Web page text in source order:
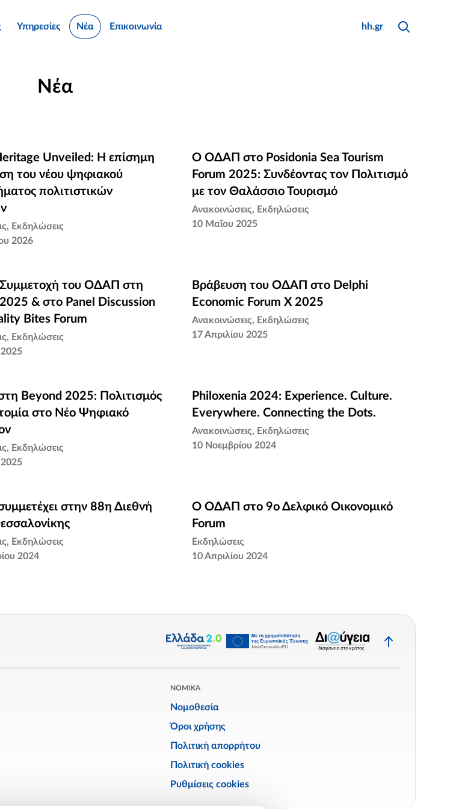
Υπηρεσίες Νέα Επικοινωνία hh.gr Αναζήτηση
Κλείσιμο
Νέα
Unveiled: Η επίσημη
του νέου ψηφιακού
πολιτιστικών
Unveiled: Η επίσημη
του νέου ψηφιακού
πολιτιστικών
Εκδηλώσεις
2026
Ο ΟΔΑΠ στο Posidonia Sea Tourism
Forum 2025: Συνδέοντας τον Πολιτισμό
με τον Θαλάσσιο Τουρισμό
Ο ΟΔΑΠ στο Posidonia Sea Tourism
Forum 2025: Συνδέοντας τον Πολιτισμό
με τον Θαλάσσιο Τουρισμό
Ανακοινώσεις
Εκδηλώσεις
10 Μαΐου 2025
Συμμετοχή του ΟΔΑΠ στη
& στο Panel Discussion
Bites Forum
Συμμετοχή του ΟΔΑΠ στη
& στο Panel Discussion
Bites Forum
Εκδηλώσεις
2025
Βράβευση του ΟΔΑΠ στο Delphi
Economic Forum X 2025
Βράβευση του ΟΔΑΠ στο Delphi
Economic Forum X 2025
Ανακοινώσεις
Εκδηλώσεις
17 Απριλίου 2025
Beyond 2025: Πολιτισμός
στο Νέο Ψηφιακό
Beyond 2025: Πολιτισμός
στο Νέο Ψηφιακό
Εκδηλώσεις
2025
Philoxenia 2024: Experience. Culture.
Everywhere. Connecting the Dots.
Philoxenia 2024: Experience. Culture.
Everywhere. Connecting the Dots.
Ανακοινώσεις
Εκδηλώσεις
10 Νοεμβρίου 2024
στην 88η Διεθνή
στην 88η Διεθνή
Εκδηλώσεις
2024
O ΟΔΑΠ στο 9ο Δελφικό Οικονομικό
Forum
O ΟΔΑΠ στο 9ο Δελφικό Οικονομικό
Forum
Εκδηλώσεις
10 Απριλίου 2024
Επιστροφή
ΝΟΜΙΚΑ
Νομοθεσία
Όροι χρήσης
Πολιτική απορρήτου
Πολιτική cookies
Ρυθμίσεις cookies